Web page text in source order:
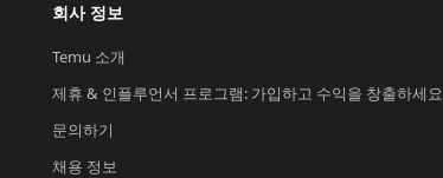
회사 정보
Temu 소개
제휴 & 인플루언서 프로그램: 가입하고 수익을 창출하세요
문의하기
채용 정보